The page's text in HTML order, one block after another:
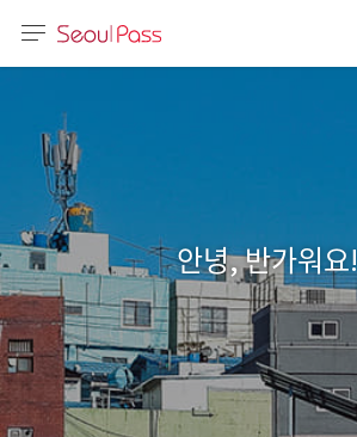
体)
文 (台灣)
안녕, 반가워요!